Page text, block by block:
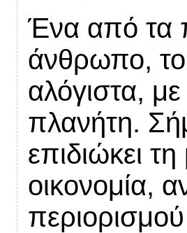
Ένα από τα
άνθρωπο, το
αλόγιστα,
πλανήτη.
επιδιώκει
οικονομία,